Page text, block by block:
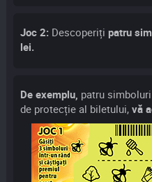
Joc 2: Descoperițipatru
lei.
De exemplu, patru simboluri
de protecție al biletului,vă